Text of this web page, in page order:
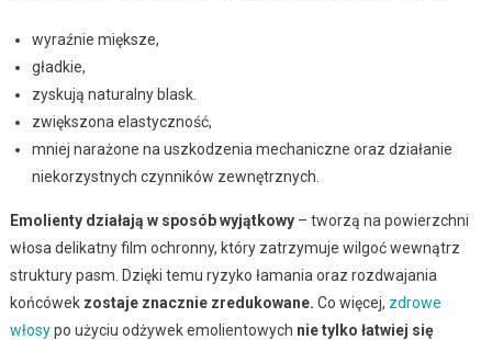
wyraźnie miększe,
gładkie,
zyskują naturalny blask.
zwiększona elastyczność,
mniej narażone na uszkodzenia mechaniczne oraz działanie
niekorzystnych czynników zewnętrznych.
Emolienty działają w sposób wyjątkowy– tworzą na powierzchni
włosa delikatny film ochronny, który zatrzymuje wilgoć wewnątrz
struktury pasm. Dzięki temu ryzyko łamania oraz rozdwajania
końcówek zostaje znacznie zredukowane. Co więcej, zdrowe
włosypo użyciu odżywek emolientowych nie tylko łatwiej się